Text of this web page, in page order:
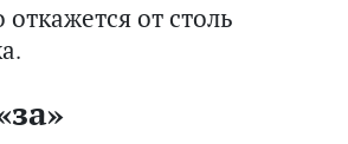
от столь